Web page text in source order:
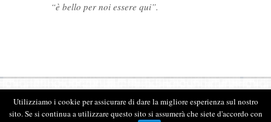
“è bello per noi essere qui”.
Archivio don Giacomo Tantardini © 2026
Powered bySAM S.r.L.
Utilizziamo i cookie per assicurare di dare la migliore esperienza sul nostro
sito. Se si continua a utilizzare questo sito si assumerà che siete d'accordo con